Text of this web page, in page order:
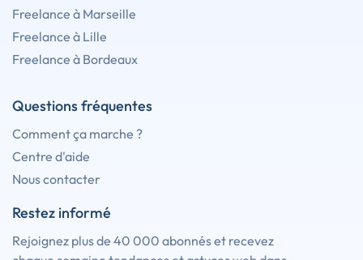
Freelance à Marseille
Freelance à Lille
Freelance à Bordeaux
Questions fréquentes
Comment ça marche ?
Centre d'aide
Nous contacter
Restez informé
Rejoignez plus de 40 000 abonnés et recevez